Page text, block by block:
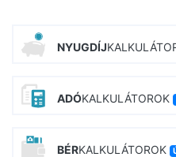
NYUGDÍJ
ADÓKALKULÁTOROK
BÉRKALKULÁTOROK